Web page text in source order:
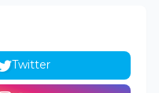
Twitter